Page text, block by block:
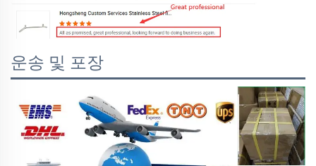
운송 및 포장